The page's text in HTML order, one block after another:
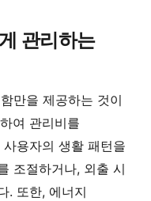
관리하는
만을 제공하는 것이
여 관리비를
용자의 생활 패턴을
조절하거나, 외출 시
. 또한, 에너지